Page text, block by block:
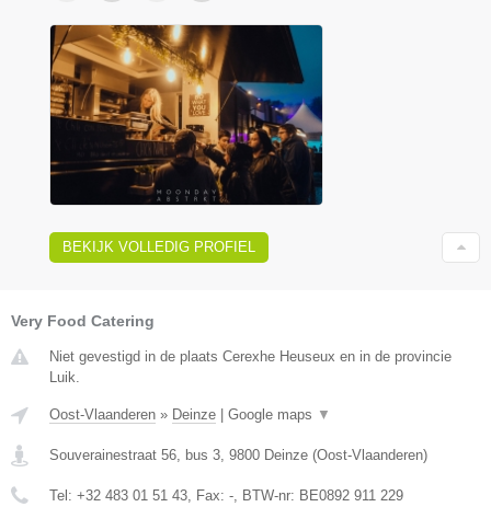
BEKIJK VOLLEDIG PROFIEL
Very Food Catering
Niet gevestigd in de plaats Cerexhe Heuseux en in de provincie
Luik.
Oost-Vlaanderen » Deinze Google maps ▼
Souverainestraat 56, bus 3, 9800 Deinze (Oost-Vlaanderen)
Tel: +32 483 01 51 43, Fax: -, BTW-nr: BE0892 911 229